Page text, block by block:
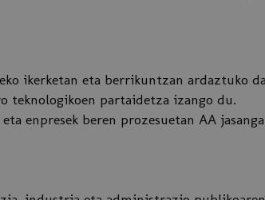
ikerketan eta berrikuntzan ardaztuko
teknologikoen partaidetza izango du.
enpresek beren prozesuetan AA